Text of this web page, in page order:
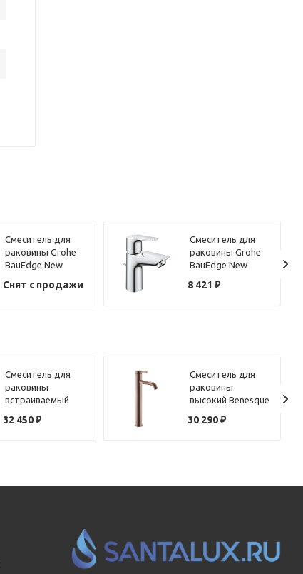
Смеситель для
раковины Grohe
BauEdge New
Снят с продажи
Смеситель для
раковины Grohe
BauEdge New
8 421 ₽
Смеситель для
раковины
встраиваемый
10010302
32 450₽
Смеситель для
раковины
высокий Benesque
бронза
30 290₽